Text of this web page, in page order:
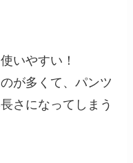
いやすい！
が多くて、パンツ
さになってしまう